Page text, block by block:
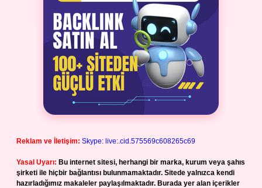
Reklam ve İletişim: Skype: live:.cid.575569c608265c69
Yasal Uyarı: Bu internet sitesi, herhangi bir marka, kurum veya şahıs
şirketi ile hiçbir bağlantısı bulunmamaktadır. Sitede yalnızca kendi
hazırladığımız makaleler paylaşılmaktadır. Burada yer alan içerikler